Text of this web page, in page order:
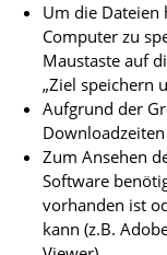
Um die Dateien
Computer zu
Maustaste auf
„Ziel speichern
Aufgrund der
Zum Ansehen
Software
vorhanden ist
kann (z.B.